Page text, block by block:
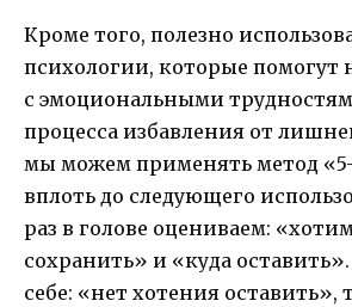
Кроме того, полезно
психологии, которые помогут
с эмоциональными
процесса избавления от
мы можем применять метод
вплоть до следующего
раз в голове оцениваем:
сохранить» и «куда
себе: «нет хотения оставить»,